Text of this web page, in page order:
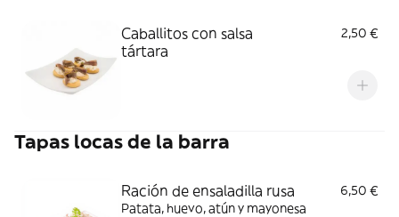
Caballitos con salsa
tártara
2,50 €
Tapas locas de la barra
Ración de ensaladilla rusa
6,50 €
Patata, huevo, atún y mayonesa